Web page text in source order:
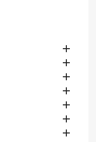






